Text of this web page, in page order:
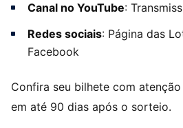
Canal no YouTube:
Redes sociais: Página das
Facebook
Confira seu bilhete com
em até 90 dias após o sorteio.